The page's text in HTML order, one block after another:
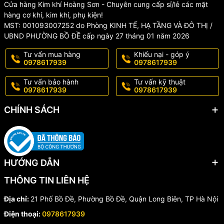
hàng
- Sản phẩm có sẵn, đóng gói cẩn thận, giao hàng nhanh
trong vòng 3 ngày
*LƯU Ý
KHÔNG BẢO HÀNH, ĐỔI TRẢ đối với các trường hợp sản phẩm bị
làm hỏng, hoặc qua thời gian sử dụng lâu dài.
#muikhoandanang4canh #muikhoan4canh #bomuikhoandanang
#muikhoansat #muikhoankinh #khoandanang #muikhoanda
#muikhoangachmen #muikhoangachda #muikhoangach
Cửa hàng Kim khí Hoàng Sơn - Chuyên cung cấp sỉ/lẻ các mặt
hàng cơ khí, kim khí, phụ kiện!
MST: 001093007252 do Phòng KINH TẾ, HẠ TẦNG VÀ ĐÔ THỊ /
UBND PHƯỜNG BỒ ĐỀ cấp ngày 27 tháng 01 năm 2026
Tư vấn mua hàng
0978617939
Khiếu nại - góp ý
0978617939
Tư vấn bảo hành
0978617939
Tư vấn kỹ thuật
0978617939
CHÍNH SÁCH
HƯỚNG DẪN
THÔNG TIN LIÊN HỆ
Địa chỉ: 21 Phố Bồ Đề, Phường Bồ Đề, Quận Long Biên, TP Hà Nội
Điện thoại:0978617939